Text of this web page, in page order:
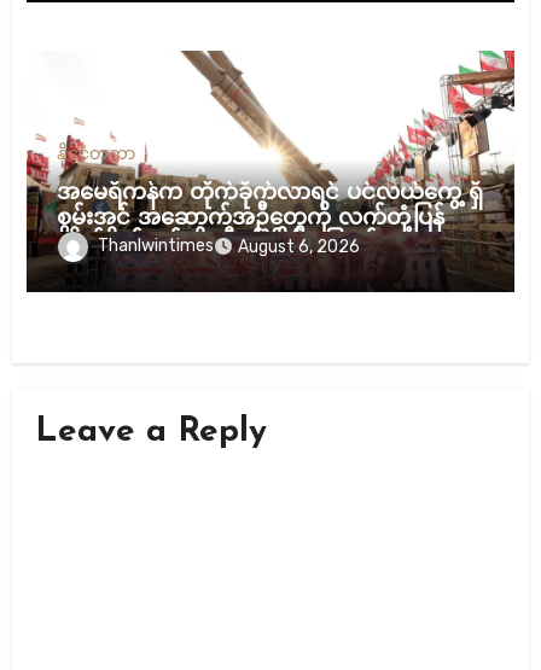
နိုင်ငံတကာ
အမေရိကန်က တိုက်ခိုက်လာရင် ပင်လယ်ကွေ့ ရှိ
စွမ်းအင် အဆောက်အဦတွေကို လက်တုံ့ပြန်
တိုက်ခိုက်မယ်လို့ အီရန် ခြိမ်းခြောက်
Thanlwintimes August 6, 2026
Leave a Reply